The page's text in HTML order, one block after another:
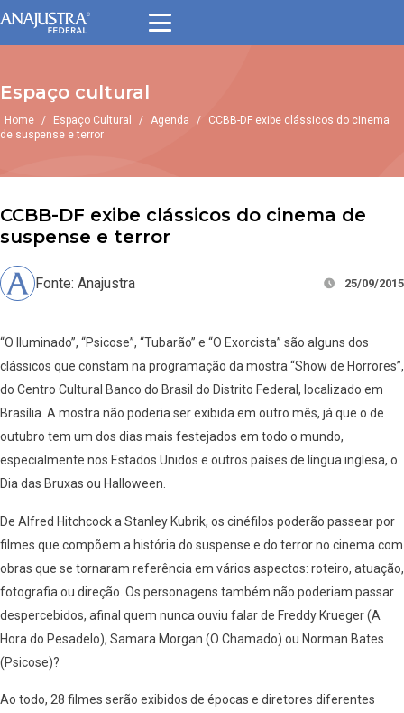
Espaço cultural
Home / Espaço Cultural / Agenda /
CCBB-DF exibe clássicos do cinema
de suspense e terror
CCBB-DF exibe clássicos do cinema de
suspense e terror
Fonte: Anajustra 25/09/2015
“O Iluminado”, “Psicose”, “Tubarão” e “O Exorcista” são alguns dos
clássicos que constam na programação da mostra “Show de Horrores”,
do Centro Cultural Banco do Brasil do Distrito Federal, localizado em
Brasília. A mostra não poderia ser exibida em outro mês, já que o de
outubro tem um dos dias mais festejados em todo o mundo,
especialmente nos Estados Unidos e outros países de língua inglesa, o
Dia das Bruxas ou Halloween.
De Alfred Hitchcock a Stanley Kubrik, os cinéfilos poderão passear por
filmes que compõem a história do suspense e do terror no cinema com
obras que se tornaram referência em vários aspectos: roteiro, atuação,
fotografia ou direção. Os personagens também não poderiam passar
despercebidos, afinal quem nunca ouviu falar de Freddy Krueger (A
Hora do Pesadelo), Samara Morgan (O Chamado) ou Norman Bates
(Psicose)?
Ao todo, 28 filmes serão exibidos de épocas e diretores diferentes